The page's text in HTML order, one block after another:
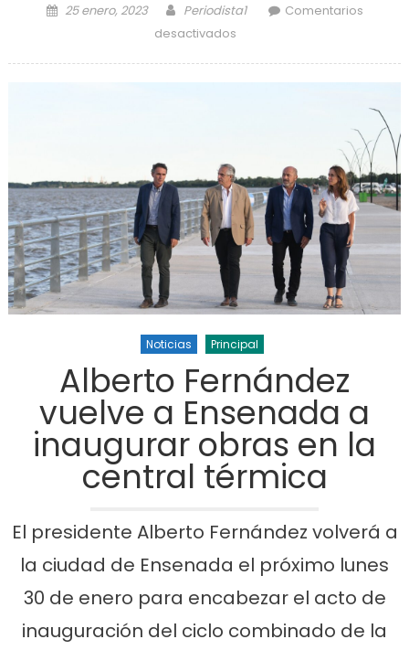
Posted on
25 enero, 2023 Author
Periodista1
Comentarios
desactivados
Noticias Principal
Alberto Fernández
vuelve a Ensenada a
inaugurar obras en la
central térmica
El presidente Alberto Fernández volverá a
la ciudad de Ensenada el próximo lunes
30 de enero para encabezar el acto de
inauguración del ciclo combinado de la